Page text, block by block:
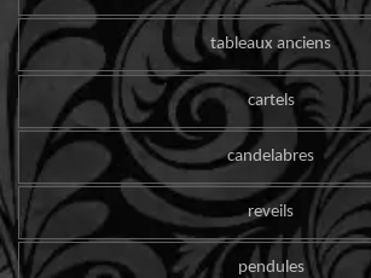
tableaux anciens
cartels
candelabres
reveils
pendules